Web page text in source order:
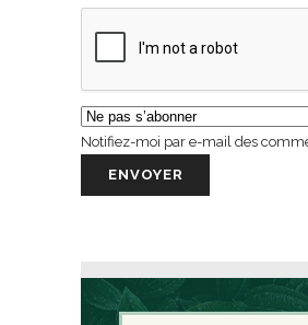
Notifiez-moi par e-mail des